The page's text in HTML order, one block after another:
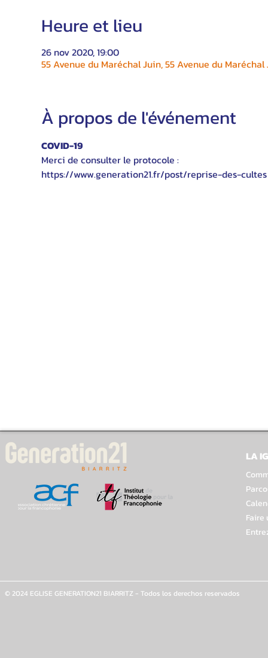
Heure et lieu
26 nov 2020, 19:00
55 Avenue du Maréchal Juin, 55 Avenue du
À propos de l'événement
COVID-19
Merci de consulter le protocole :
https://www.generation21.fr/post/reprise-des-cultes
LA
Faire
© 2024 EGLISE GENERATION21 BIARRITZ - Todos los derechos reservados